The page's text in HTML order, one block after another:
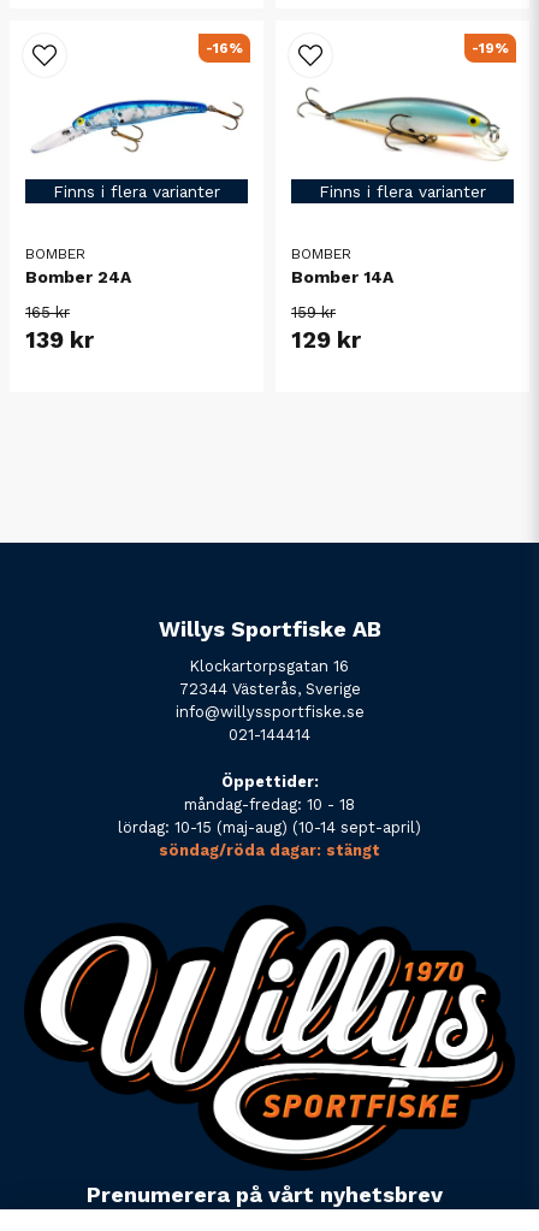
Finns i flera varianter
BOMBER
Bomber 24A
165 kr
139 kr
-16%
Finns i flera varianter
BOMBER
Bomber 14A
159 kr
129 kr
-19%
Willys Sportfiske AB
Klockartorpsgatan 16
72344 Västerås, Sverige
info@willyssportfiske.se
021-144414
Öppettider:
måndag-fredag: 10 - 18
lördag: 10-15 (maj-aug) (10-14 sept-april)
söndag/röda dagar: stängt
Prenumerera på vårt nyhetsbrev